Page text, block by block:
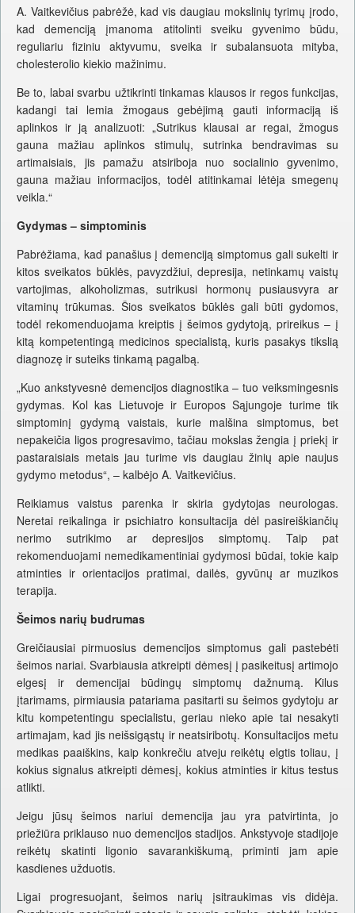
A. Vaitkevičius pabrėžė, kad vis daugiau mokslinių tyrimų įrodo,
kad demenciją įmanoma atitolinti sveiku gyvenimo būdu,
reguliariu fiziniu aktyvumu, sveika ir subalansuota mityba,
cholesterolio kiekio mažinimu.
Be to, labai svarbu užtikrinti tinkamas klausos ir regos funkcijas,
kadangi tai lemia žmogaus gebėjimą gauti informaciją iš
aplinkos ir ją analizuoti: „Sutrikus klausai ar regai, žmogus
gauna mažiau aplinkos stimulų, sutrinka bendravimas su
artimaisiais, jis pamažu atsiriboja nuo socialinio gyvenimo,
gauna mažiau informacijos, todėl atitinkamai lėtėja smegenų
veikla.“
Gydymas – simptominis
Pabrėžiama, kad panašius į demenciją simptomus gali sukelti ir
kitos sveikatos būklės, pavyzdžiui, depresija, netinkamų vaistų
vartojimas, alkoholizmas, sutrikusi hormonų pusiausvyra ar
vitaminų trūkumas. Šios sveikatos būklės gali būti gydomos,
todėl rekomenduojama kreiptis į šeimos gydytoją, prireikus – į
kitą kompetentingą medicinos specialistą, kuris pasakys tikslią
diagnozę ir suteiks tinkamą pagalbą.
„Kuo ankstyvesnė demencijos diagnostika – tuo veiksmingesnis
gydymas. Kol kas Lietuvoje ir Europos Sąjungoje turime tik
simptominį gydymą vaistais, kurie malšina simptomus, bet
nepakeičia ligos progresavimo, tačiau mokslas žengia į priekį ir
pastaraisiais metais jau turime vis daugiau žinių apie naujus
gydymo metodus“, – kalbėjo A. Vaitkevičius.
Reikiamus vaistus parenka ir skiria gydytojas neurologas.
Neretai reikalinga ir psichiatro konsultacija dėl pasireiškiančių
nerimo sutrikimo ar depresijos simptomų. Taip pat
rekomenduojami nemedikamentiniai gydymosi būdai, tokie kaip
atminties ir orientacijos pratimai, dailės, gyvūnų ar muzikos
terapija.
Šeimos narių budrumas
Greičiausiai pirmuosius demencijos simptomus gali pastebėti
šeimos nariai. Svarbiausia atkreipti dėmesį į pasikeitusį artimojo
elgesį ir demencijai būdingų simptomų dažnumą. Kilus
įtarimams, pirmiausia patariama pasitarti su šeimos gydytoju ar
kitu kompetentingu specialistu, geriau nieko apie tai nesakyti
artimajam, kad jis neišsigąstų ir neatsiribotų. Konsultacijos metu
medikas paaiškins, kaip konkrečiu atveju reikėtų elgtis toliau, į
kokius signalus atkreipti dėmesį, kokius atminties ir kitus testus
atlikti.
Jeigu jūsų šeimos nariui demencija jau yra patvirtinta, jo
priežiūra priklauso nuo demencijos stadijos. Ankstyvoje stadijoje
reikėtų skatinti ligonio savarankiškumą, priminti jam apie
kasdienes užduotis.
Ligai progresuojant, šeimos narių įsitraukimas vis didėja.